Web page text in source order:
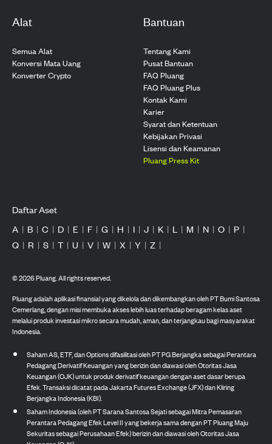
Alat
Semua Alat
Konversi Mata Uang
Konverter Crypto
Bantuan
Tentang Kami
Pusat Bantuan
FAQ Pluang
FAQ Pluang Plus
Kontak Kami
Karier
Syarat dan Ketentuan
Kebijakan Privasi
Lisensi dan Keamanan
Pluang Press Kit
Daftar Aset
A | B | C | D | E | F | G | H | I | J | K | L | M | N | O | P |
Q | R | S | T | U | V | W | X | Y | Z |
©2026Pluang. All rights reserved.
Pluang adalah aplikasi finansial yang dikelola dan dikembangkan oleh PT Bumi Santosa
Cemerlang, dengan misi membuka akses lebih luas terhadap beragam kelas aset
melalui produk investasi mikro secara mudah, aman, dan terjangkau bagi masyarakat
Indonesia.
Saham AS, ETF, dan Options difasilitasi oleh PT PG Berjangka sebagai Perantara
Pedagang Derivatif Keuangan yang berizin dan diawasi oleh Otoritas Jasa
Keuangan (OJK) untuk produk derivatif keuangan dengan aset dasar berupa
Efek. Transaksi dicatat pada Jakarta Futures Exchange (JFX) dan Kliring
Berjangka Indonesia (KBI).
Saham Indonesia (oleh PT Sarana Santosa Sejati sebagai Mitra Pemasaran
Perantara Pedagang Efek Level II yang bekerja sama dengan PT Pluang Maju
Sekuritas sebagai Perusahaan Efek) berizin dan diawasi oleh Otoritas Jasa